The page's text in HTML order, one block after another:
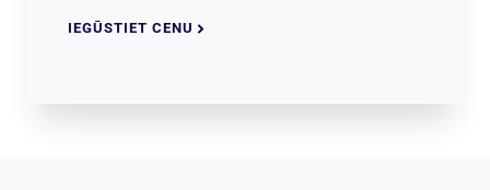
IEGŪSTIET CENU